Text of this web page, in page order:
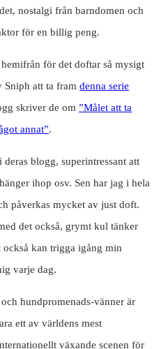
nostalgi från barndomen och
för en billig peng.
för det doftar så mysigt
Sniph att ta fram denna serie
skriver de om ”Målet att ta
annat”.
blogg, superintressant att
ihop osv. Sen har jag i hela
påverkas mycket av just doft.
det också, grymt kul tänker
kan trigga igång min
varje dag.
hundpromenads-vänner är
ett av världens mest
växande scenen för